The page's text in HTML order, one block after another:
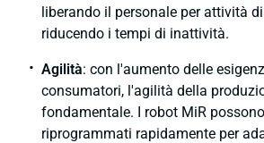
liberando il personale per attività
riducendo i tempi di inattività.
Agilità: con l'aumento delle
consumatori, l'agilità della
fondamentale. I robot MiR
riprogrammati rapidamente per